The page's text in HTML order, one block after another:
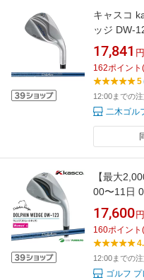
キャスコ
ッジ DW-
フト 2025
17,841 円
162ポイント (
5
12:00までの
二木ゴル
【最大
00〜11日
コ ドルフ
231 カー
［Kasco
17,600 円
160ポイント (
12:00までの
ゴルフ プ